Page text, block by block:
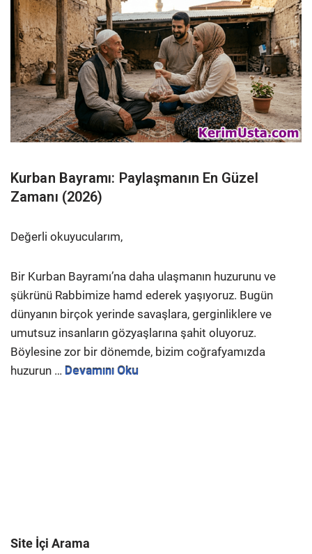
Kurban Bayramı: Paylaşmanın En Güzel
Zamanı (2026)
Değerli okuyucularım,
Bir Kurban Bayramı’na daha ulaşmanın huzurunu ve
şükrünü Rabbimize hamd ederek yaşıyoruz. Bugün
dünyanın birçok yerinde savaşlara, gerginliklere ve
umutsuz insanların gözyaşlarına şahit oluyoruz.
Böylesine zor bir dönemde, bizim coğrafyamızda
huzurun … Devamını Oku
Site İçi Arama